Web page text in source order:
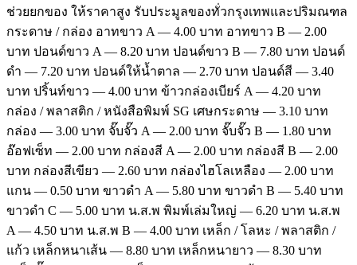
ช่วยยกของ ให้ราคาสูง รับประมูลของทั่วกรุงเทพและปริมณฑล
กระดาษ / กล่อง อาทขาว A — 4.00 บาท อาทขาว B — 2.00
บาท ปอนด์ขาว A — 8.20 บาท ปอนด์ขาว B — 7.80 บาท ปอนด์
ดำ — 7.20 บาท ปอนด์ให้น้ำตาล — 2.70 บาท ปอนด์สี — 3.40
บาท ปริ้นท์ขาว — 4.00 บาท ข้าวกล่องเบียร์ A — 4.20 บาท
กล่อง / พลาสติก / หนังสือพิมพ์ SG เศษกระดาษ — 3.10 บาท
กล่อง — 3.00 บาท จั๊บจั๊ว A — 2.00 บาท จั๊บจั๊ว B — 1.80 บาท
อ๊อฟเซ็ท — 2.00 บาท กล่องสี A — 2.00 บาท กล่องสี B — 2.00
บาท กล่องสีเขียว — 2.60 บาท กล่องไฮโลเหลือง — 2.00 บาท
แกน — 0.50 บาท ขาวดำ A — 5.80 บาท ขาวดำ B — 5.40 บาท
ขาวดำ C — 5.00 บาท น.ส.พ พิมพ์เล่มใหญ่ — 6.20 บาท น.ส.พ
A — 4.50 บาท น.ส.พ B — 4.00 บาท เหล็ก / โลหะ / พลาสติก /
แก้ว เหล็กหนาเส้น — 8.80 บาท เหล็กหนายาว — 8.30 บาท